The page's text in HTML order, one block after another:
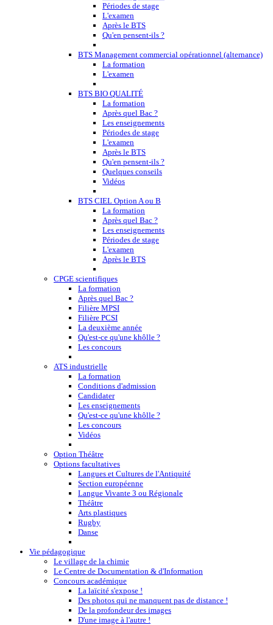
Périodes de stage
L'examen
Après le BTS
Qu'en pensent-ils ?
BTS Management commercial opérationnel (alternance)
La formation
L'examen
BTS BIO QUALITÉ
La formation
Après quel Bac ?
Les enseignements
Périodes de stage
L'examen
Après le BTS
Qu'en pensent-ils ?
Quelques conseils
Vidéos
BTS CIEL Option A ou B
La formation
Après quel Bac ?
Les enseignements
Périodes de stage
L'examen
Après le BTS
CPGE scientifiques
La formation
Après quel Bac ?
Filière MPSI
Filière PCSI
La deuxième année
Qu'est-ce qu'une khôlle ?
Les concours
ATS industrielle
La formation
Conditions d'admission
Candidater
Les enseignements
Qu'est-ce qu'une khôlle ?
Les concours
Vidéos
Option Théâtre
Options facultatives
Langues et Cultures de l'Antiquité
Section européenne
Langue Vivante 3 ou Régionale
Théâtre
Arts plastiques
Rugby
Danse
Vie pédagogique
Le village de la chimie
Le Centre de Documentation & d'Information
Concours académique
La laïcité s'expose !
Des photos qui ne manquent pas de distance !
De la profondeur des images
D'une image à l'autre !